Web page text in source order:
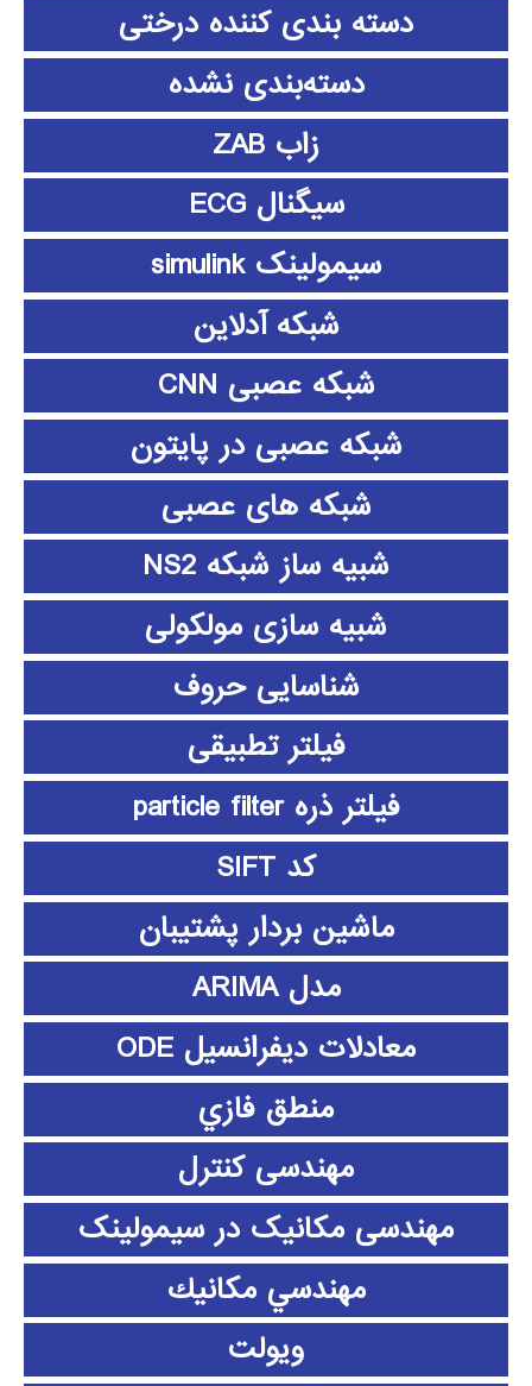
دسته بندی کننده درختی
دسته‌بندی نشده
زاب ZAB
سیگنال ECG
سیمولینک simulink
شبکه آدلاین
شبکه عصبی CNN
شبکه عصبی در پایتون
شبکه های عصبی
شبیه ساز شبکه NS2
شبیه سازی مولکولی
شناسایی حروف
فیلتر تطبیقی
فیلتر ذره particle filter
کد SIFT
ماشین بردار پشتیبان
مدل ARIMA
معادلات دیفرانسیل ODE
منطق فازي
مهندسی کنترل
مهندسی مکانیک در سیمولینک
مهندسي مكانيك
ویولت